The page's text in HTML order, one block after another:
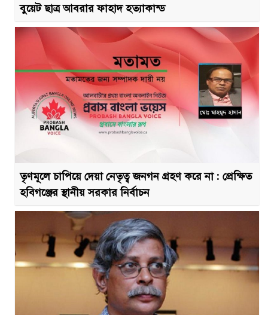
বুয়েট ছাত্র আবরার ফাহাদ হত্যাকান্ড
তৃণমূলে চাপিয়ে দেয়া নেতৃত্ব জনগন গ্রহণ করে না : প্রেক্ষিত
হবিগঞ্জের স্থানীয় সরকার নির্বাচন